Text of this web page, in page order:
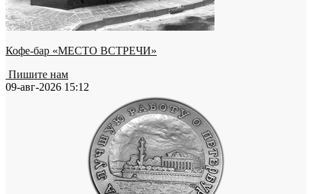
Кофе-бар «МЕСТО ВСТРЕЧИ»
Пишите нам
09-авг-2026 15:12